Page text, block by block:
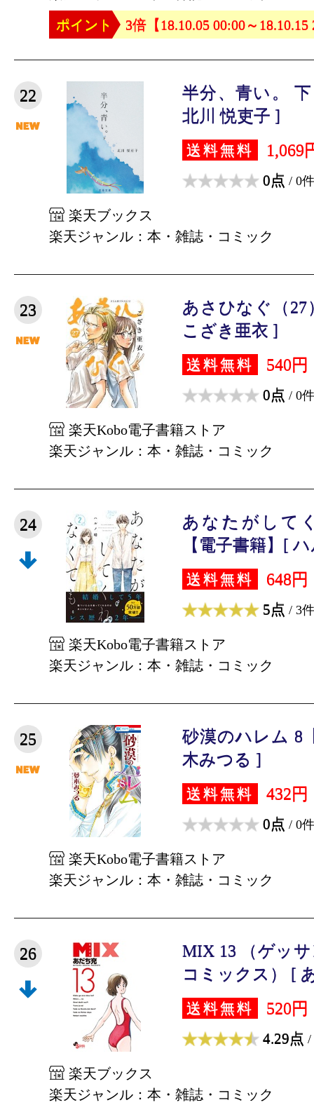
ポイント
3倍【18.10.05 00:00～18.10.15
22
半分、青い。
北川 悦吏子 ]
送料無料 1,069
0点 / 0件
楽天ブックス
楽天ジャンル：本・雑誌・コミック
23
あさひなぐ（27
こざき亜衣 ]
送料無料 540円
0点 / 0件
楽天Kobo電子書籍ストア
楽天ジャンル：本・雑誌・コミック
24
あなたがして
【電子書籍】[
送料無料 648円
5点 / 3件
楽天Kobo電子書籍ストア
楽天ジャンル：本・雑誌・コミック
25
砂漠のハレム 8
木みつる ]
送料無料 432円
0点 / 0件
楽天Kobo電子書籍ストア
楽天ジャンル：本・雑誌・コミック
26
MIX 13 （ゲッ
コミックス） [
送料無料 520円
4.29点 /
楽天ブックス
楽天ジャンル：本・雑誌・コミック